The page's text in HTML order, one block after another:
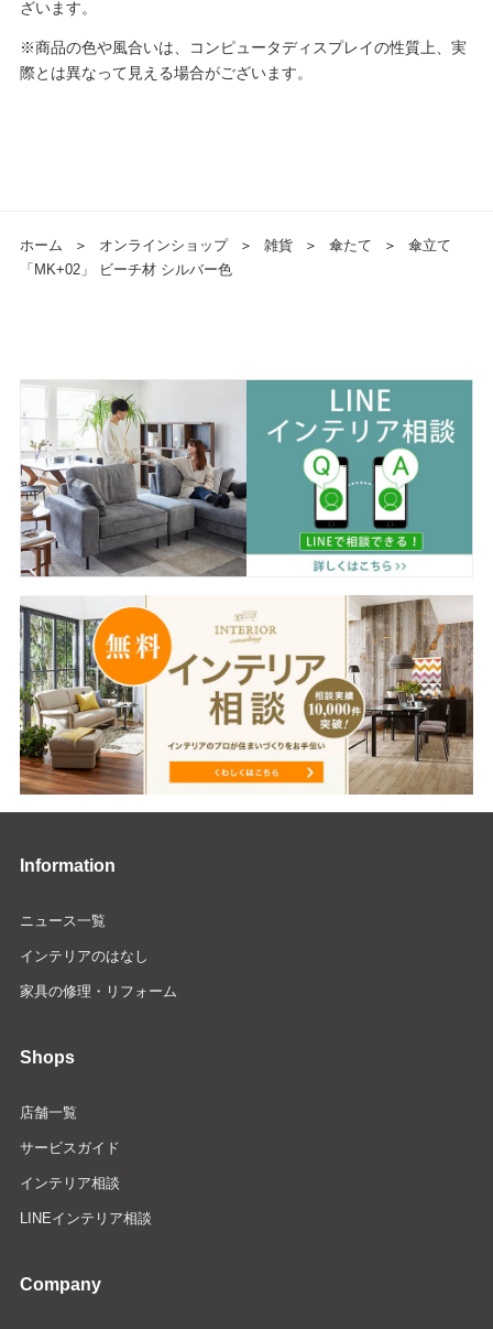
ざいます。
※商品の色や風合いは、コンピュータディスプレイの性質上、実
際とは異なって見える場合がございます。
ホーム ＞ オンラインショップ ＞ 雑貨 ＞ 傘たて ＞
傘立て
「MK+02」 ビーチ材 シルバー色
Information
ニュース一覧
インテリアのはなし
家具の修理・リフォーム
Shops
店舗一覧
サービスガイド
インテリア相談
LINEインテリア相談
Company